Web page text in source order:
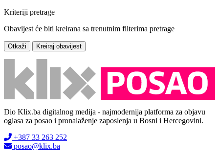
Kriteriji pretrage
Obavijest će biti kreirana sa trenutnim filterima pretrage
Otkaži Kreiraj obavijest
Dio Klix.ba digitalnog medija - najmodernija platforma za objavu
oglasa za posao i pronalaženje zaposlenja u Bosni i Hercegovini.
+387 33 263 252
posao@klix.ba